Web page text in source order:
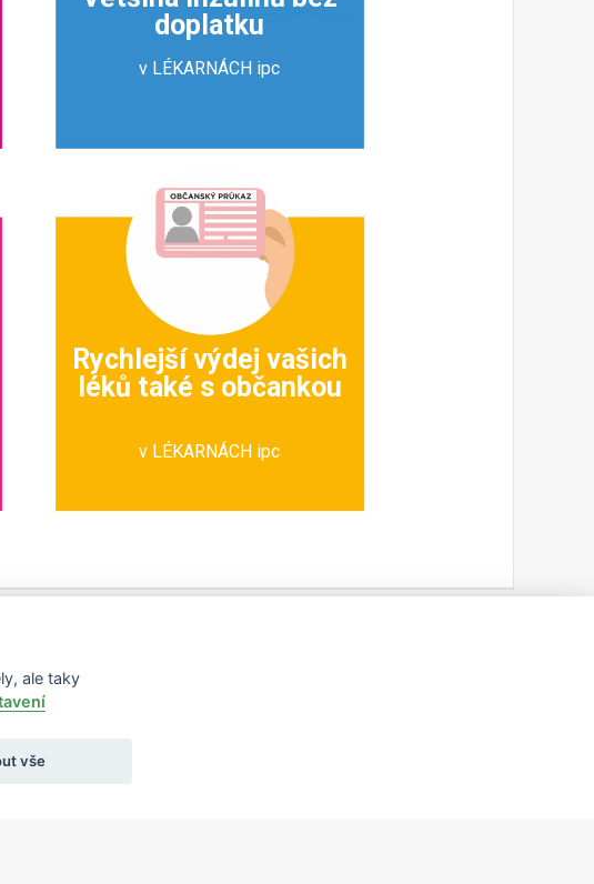
doplatku
v LÉKARNÁCH ipc
Rychlejší výdej vašich
léků také s občankou
v LÉKARNÁCH ipc
ale taky
vše